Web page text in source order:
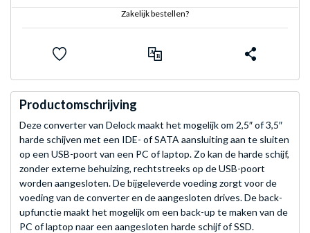
Zakelijk bestellen?
Productomschrijving
Deze converter van Delock maakt het mogelijk om 2,5″ of 3,5″
harde schijven met een IDE- of SATA aansluiting aan te sluiten
op een USB-poort van een PC of laptop. Zo kan de harde schijf,
zonder externe behuizing, rechtstreeks op de USB-poort
worden aangesloten. De bijgeleverde voeding zorgt voor de
voeding van de converter en de aangesloten drives. De back-
upfunctie maakt het mogelijk om een back-up te maken van de
PC of laptop naar een aangesloten harde schijf of SSD.